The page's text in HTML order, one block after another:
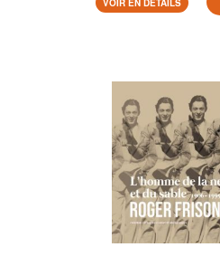
VOIR EN DETAILS